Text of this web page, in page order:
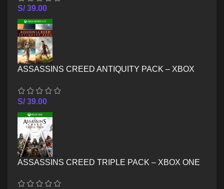
S/39.00
ASSASSINS CREED ANTIQUITY PACK – XBOX
S/39.00
ASSASSINS CREED TRIPLE PACK – XBOX ONE